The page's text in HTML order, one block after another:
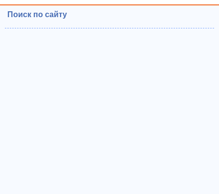
Поиск по сайту